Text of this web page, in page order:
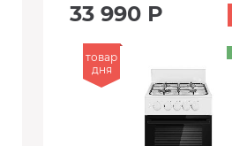
33 990 Р
товар
дня